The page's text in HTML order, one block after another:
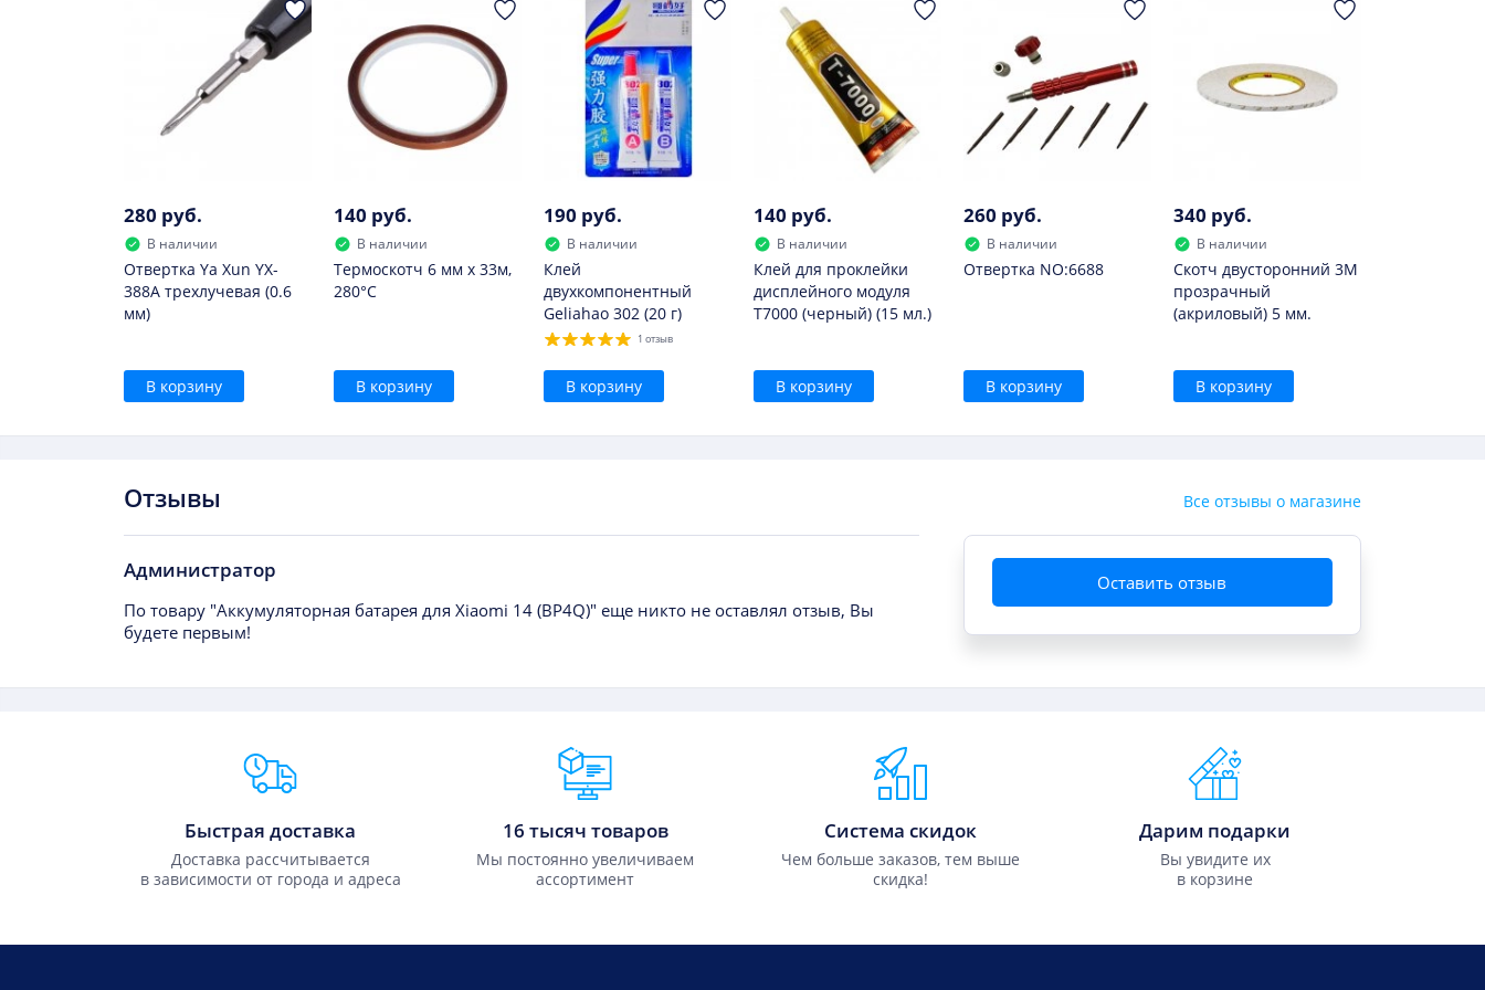
сильно нагревается при зарядке;
он вздулся.
В дальнейшем использовать такой элемент мы бы не советовали.
280 руб.
В наличии
Отвертка Ya Xun YX-
388A трехлучевая (0.6
мм)
В корзину
140 руб.
В наличии
Термоскотч 6 мм х 33м,
280°С
В корзину
190 руб.
В наличии
Клей
двухкомпонентный
Geliahao 302 (20 г)
1 отзыв
В корзину
140 руб.
В наличии
Клей для проклейки
дисплейного модуля
T7000 (черный) (15 мл.)
В корзину
260 руб.
В наличии
Отвертка NO:6688
В корзину
340 руб.
В наличии
Скотч двусторонний 3M
прозрачный
(акриловый) 5 мм.
В корзину
Отзывы Все отзывы о магазине
Оставить отзыв
Администратор
По товару "Аккумуляторная батарея для Xiaomi 14 (BP4Q)" еще никто не оставлял отзыв, Вы
будете первым!
Преимущества Fixmobile
Быстрая доставка
Доставка рассчитывается
в зависимости от города и адреса
16 тысяч товаров
Мы постоянно увеличиваем
ассортимент
Система скидок
Чем больше заказов, тем выше
скидка!
Дарим подарки
Вы увидите их
в корзине